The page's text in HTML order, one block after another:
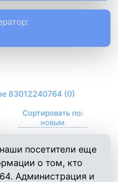
83012240764 (0)
Сортировать по:
посетители еще
о том, кто
Администрация и